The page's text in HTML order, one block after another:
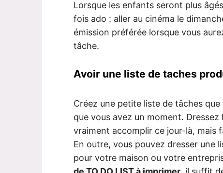
Lorsque les enfants seront plus
fois ado : aller au cinéma le
émission préférée lorsque vous
tâche.
Avoir une liste de taches
Créez une petite liste de tâches
que vous avez un moment.
vraiment accomplir ce jour-là, mais
En outre, vous pouvez dresser une
pour votre maison ou votre